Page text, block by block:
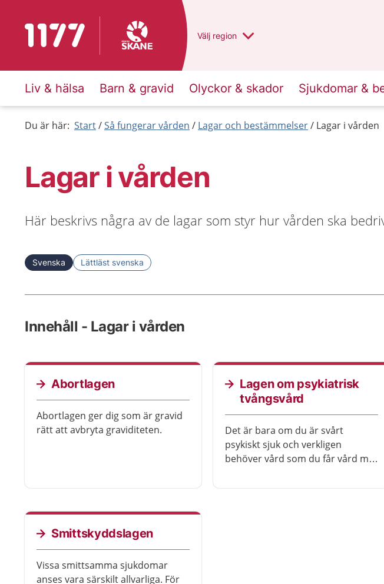
Till startsidan för 1177 Du har valt region
Välj en annan
region
Liv & hälsa Barn & gravid Olyckor & skador Sjukdomar &
Du är här: Start Så fungerar vården Lagar och bestämmelser Lagar i vården
Lagar i vården
Här beskrivs några av de lagar som styr hur vården ska
Svenska Lättläst svenska
Innehåll - Lagar i vården
Abortlagen
Abortlagen ger dig som är gravid
rätt att avbryta graviditeten.
Lagen om psykiatrisk
tvångsvård
Det är bara om du är svårt
psykiskt sjuk och verkligen
behöver vård som du får vård mot
Smittskyddslagen
Vissa smittsamma sjukdomar
anses vara särskilt allvarliga. För